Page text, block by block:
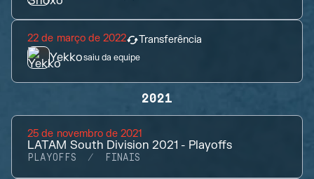
22 de março de 2022 Transferência
Yekkosaiu da equipe
2021
25 de novembro de 2021
LATAM South Division 2021 - Playoffs
PLAYOFFS FINAIS